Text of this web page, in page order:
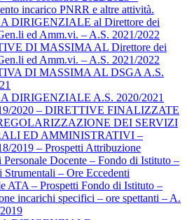
incarico PNRR e altre attività.
DIRIGENZIALE al Direttore dei
ed Amm.vi. – A.S. 2021/2022
DI MASSIMA AL Direttore dei
ed Amm.vi. – A.S. 2021/2022
DI MASSIMA AL DSGA A.S.
DIRIGENZIALE A.S. 2020/2021
2020 – DIRETTIVE FINALIZZATE
DEI SERVIZI
ED AMMINISTRATIVI –
2019 – Prospetti Attribuzione
Personale Docente – Fondo di Istituto –
Strumentali – Ore Eccedenti
ATA – Prospetti Fondo di Istituto –
incarichi specifici – ore spettanti – A.